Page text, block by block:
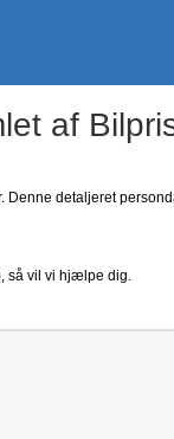
af
Denne detaljeret
så vil vi hjælpe dig.